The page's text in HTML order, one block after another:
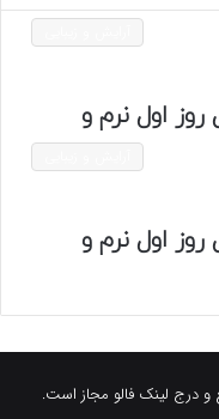
اول نرم و
اول نرم و
و درج لینک فالو مجاز است.